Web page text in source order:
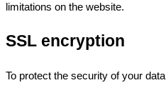
limitations on the website.
SSL encryption
To protect the security of your